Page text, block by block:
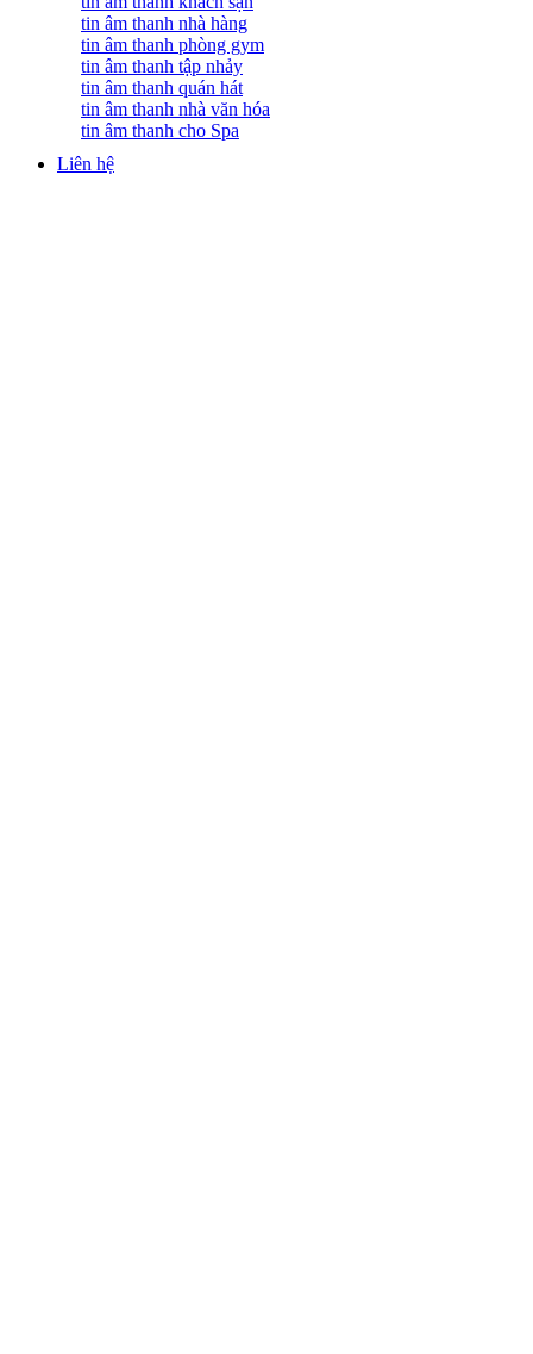
tin âm thanh nhà hàng
tin âm thanh phòng gym
tin âm thanh tập nhảy
tin âm thanh quán hát
tin âm thanh nhà văn hóa
tin âm thanh cho Spa
Liên hệ